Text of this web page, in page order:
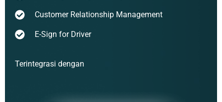
Customer Relationship Management
E-Sign for Driver
Terintegrasi dengan